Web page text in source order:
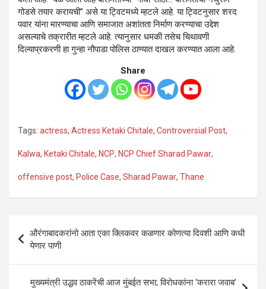
गोडसे तयार करायची” असे या ट्विटमध्ये म्हटले आहे. या ट्विटनुसार शरद
पवार यांना मारण्याचा आणि समाजात अशांतता निर्माण करण्याचा उद्देश
असल्याचे तक्रारीत म्हटले आहे. त्यानुसार धमकी तसेच चिथावणी
दिल्याप्रकरणी हा गुन्हा नौपाडा पोलिस ठाण्यात दाखल करण्यात आला आहे.
Share
Tags: actress, Actress Ketaki Chitale, Controversial Post,
Kalwa, Ketaki Chitale, NCP, NCP Chief Sharad Pawar,
offensive post, Police Case, Sharad Pawar, Thane
Post
navigation
औरंगाबादकरांनो आता एका क्लिकवर कळणार कोणत्या दिवशी आणि कधी
येणार पाणी
मुख्यमंत्री उद्धव ठाकरेंची आज मुंबईत सभा; विरोधकांना ‘करारा जवाब’